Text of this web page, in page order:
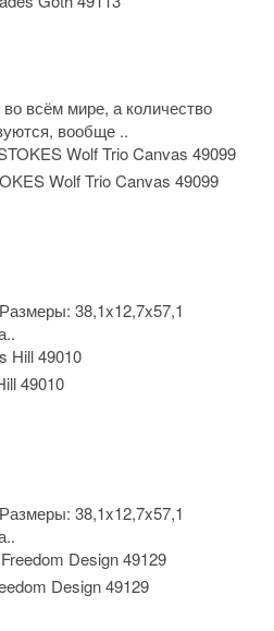
всём мире, а количество
вообще ..
Wolf Trio Canvas 49099
38,1x12,7x57,1
49010
38,1x12,7x57,1
Design 49129